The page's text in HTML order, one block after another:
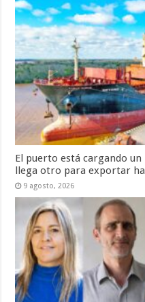
El puerto está cargando
llega otro para exportar
9 agosto, 2026